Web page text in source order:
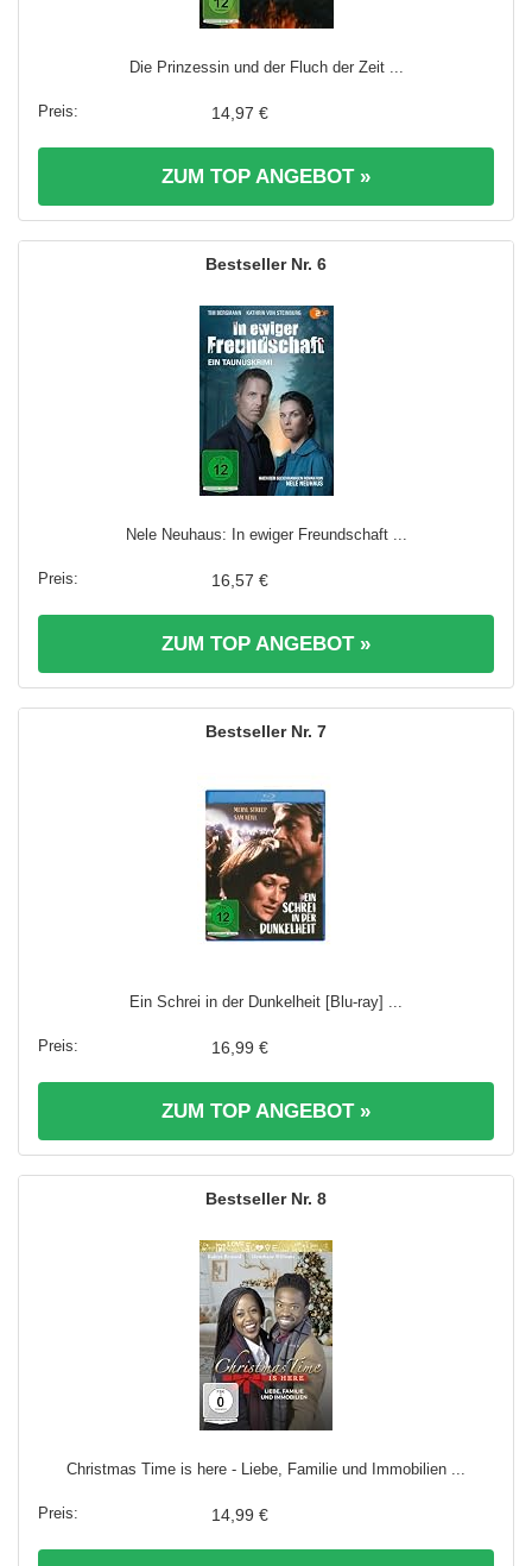
Die Prinzessin und der Fluch der Zeit ...
14,97 €
ZUM TOP ANGEBOT »
6
Nele Neuhaus: In ewiger Freundschaft ...
16,57 €
ZUM TOP ANGEBOT »
7
Ein Schrei in der Dunkelheit [Blu-ray] ...
16,99 €
ZUM TOP ANGEBOT »
8
Christmas Time is here - Liebe, Familie und Immobilien ...
14,99 €